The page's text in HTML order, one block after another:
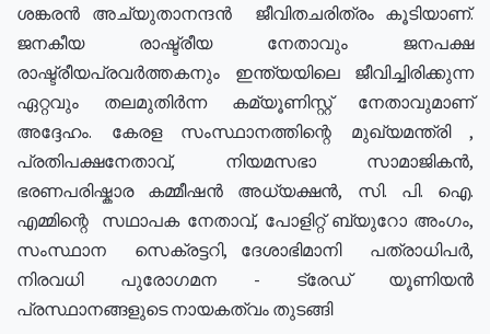
ശങ്കരൻ അച്യുതാനന്ദൻ ജീവിതചരിത്രം കൂടിയാണ്.
ജനകീയ രാഷ്ട്രീയ നേതാവും ജനപക്ഷ
രാഷ്ട്രീയപ്രവർത്തകനും ഇന്ത്യയിലെ ജീവിച്ചിരിക്കുന്ന
ഏറ്റവും തലമുതിർന്ന കമ്യൂണിസ്റ്റ് നേതാവുമാണ്
അദ്ദേഹം. കേരള സംസ്ഥാനത്തിന്റെ മുഖ്യമന്ത്രി ,
പ്രതിപക്ഷനേതാവ്, നിയമസഭാ സാമാജികൻ,
ഭരണപരിഷ്കാര കമ്മീഷൻ അധ്യക്ഷൻ, സി. പി. ഐ.
എമ്മിന്റെ സഥാപക നേതാവ്, പോളിറ്റ് ബ്യുറോ അംഗം,
സംസ്ഥാന സെക്രട്ടറി, ദേശാഭിമാനി പത്രാധിപർ,
നിരവധി പുരോഗമന - ട്രേഡ് യൂണിയൻ
പ്രസ്ഥാനങ്ങളുടെ നായകത്വം തുടങ്ങി